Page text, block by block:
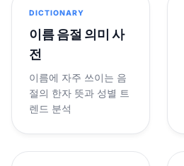
DICTIONARY
이름 음절 의미 사
전
이름에 자주 쓰이는 음
절의 한자 뜻과 성별 트
렌드 분석